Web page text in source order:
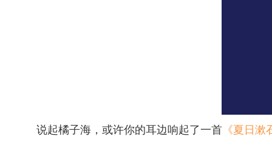
说起橘子海，或许你的耳边响起了一首 《夏日漱